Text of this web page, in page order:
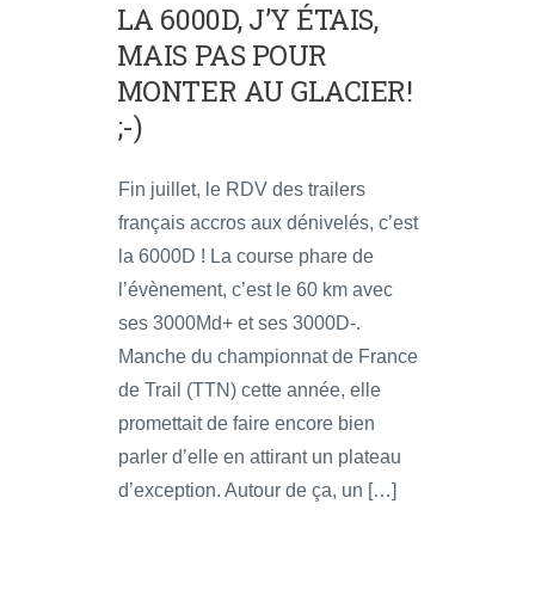
LA 6000D, J’Y ÉTAIS,
MAIS PAS POUR
MONTER AU GLACIER!
;-)
Fin juillet, le RDV des trailers
français accros aux dénivelés, c’est
la 6000D ! La course phare de
l’évènement, c’est le 60 km avec
ses 3000Md+ et ses 3000D-.
Manche du championnat de France
de Trail (TTN) cette année, elle
promettait de faire encore bien
parler d’elle en attirant un plateau
d’exception. Autour de ça, un […]